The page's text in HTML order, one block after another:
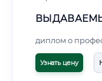
диплом о
Узнать цену